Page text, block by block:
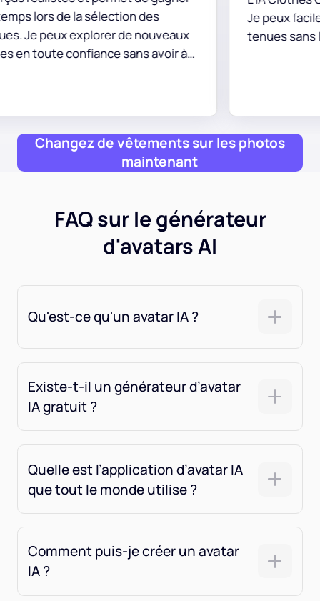
des
avoir à
Je peux facilement visualiser mes
tenues sans les essayer.
Changez de vêtements sur les photos
maintenant
FAQ sur le générateur
d'avatars AI
Qu'est-ce qu'un avatar IA ?
Existe-t-il un générateur d’avatar
IA gratuit ?
Quelle est l’application d’avatar IA
que tout le monde utilise ?
Comment puis-je créer un avatar
IA ?